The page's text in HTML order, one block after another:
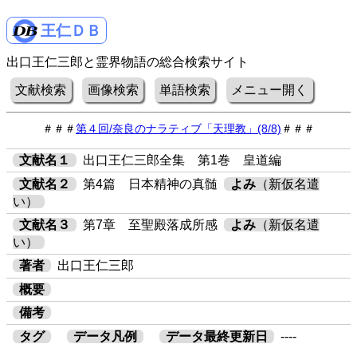
王仁ＤＢ
出口王仁三郎と霊界物語の総合検索サイト
文献検索 画像検索 単語検索 メニュー開く
＃＃＃第４回/奈良のナラティブ「天理教」(8/8) ＃＃＃
文献名１
出口王仁三郎全集 第1巻 皇道編
文献名２
第4篇 日本精神の真髄 よみ （新仮名遣
い）
文献名３
第7章 至聖殿落成所感 よみ （新仮名遣
い）
著者
出口王仁三郎
概要
備考
タグ
データ凡例 データ最終更新日
----